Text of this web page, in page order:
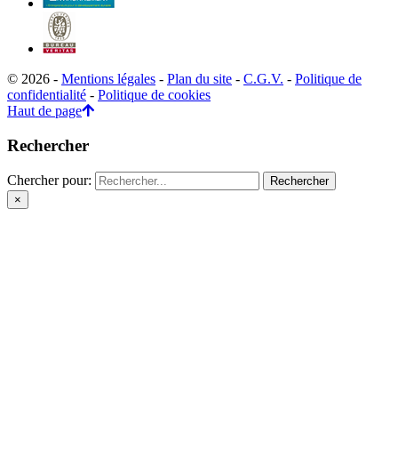
© 2026 - Mentions légales - Plan du site - C.G.V. - Politique de
confidentialité - Politique de cookies
Haut de page
Rechercher
Chercher pour:
×